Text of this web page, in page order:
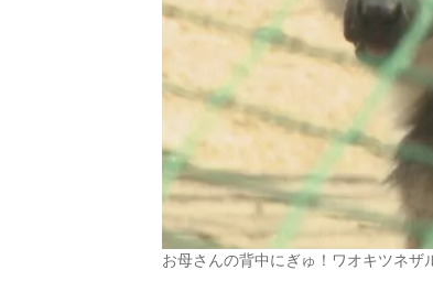
お母さんの背中にぎゅ！ワオキツネ